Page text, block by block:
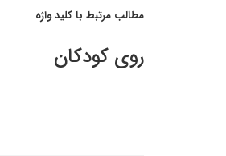
مطالب مرتبط با کلید واژه
روی کودکان